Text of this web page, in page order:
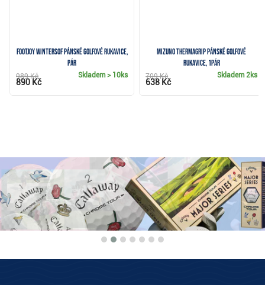
FootJoy WinterSof pánské golfové rukavice,
pár
Skladem> 10ks
989 Kč
890 Kč
Mizuno Thermagrip pánské golfové
rukavice, 1pár
Skladem2ks
709 Kč
638 Kč